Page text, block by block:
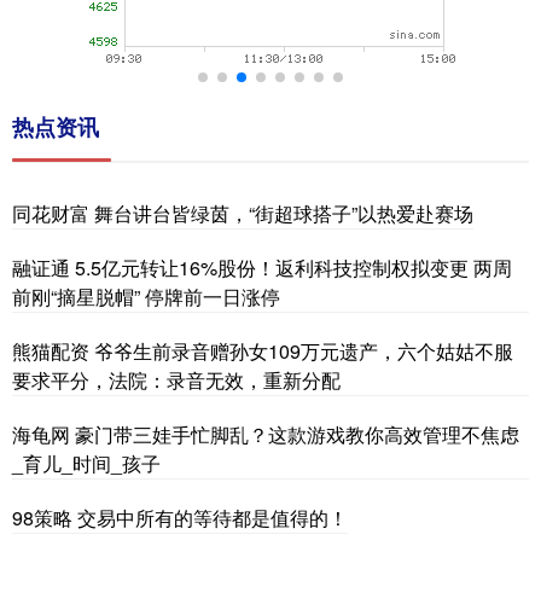
热点资讯
同花财富 舞台讲台皆绿茵，“街超球搭子”以热爱赴赛场
融证通 5.5亿元转让16%股份！返利科技控制权拟变更 两周
前刚“摘星脱帽” 停牌前一日涨停
熊猫配资 爷爷生前录音赠孙女109万元遗产，六个姑姑不服
要求平分，法院：录音无效，重新分配
海龟网 豪门带三娃手忙脚乱？这款游戏教你高效管理不焦虑
_育儿_时间_孩子
98策略 交易中所有的等待都是值得的！